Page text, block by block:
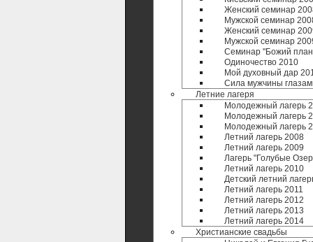
Женский семинар
Мужской семинар
Женский семинар
Мужской семинар
Семинар "Божий
Одиночество 2010
Мой духовный дар
Сила мужчины
Летние лагеря
Молодежный лагерь
Молодежный лагерь
Молодежный лагерь
Летний лагерь 2008
Летний лагерь 2009
Лагерь "Голубые
Летний лагерь 2010
Детский летний
Летний лагерь 2011
Летний лагерь 2012
Летний лагерь 2013
Летний лагерь 2014
Христианские свадьбы